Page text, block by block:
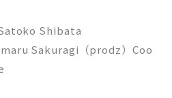
Shibata
Sakuragi（prodz）Coo